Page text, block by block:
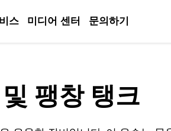
스 미디어 센터 문의하기
팽창 탱크